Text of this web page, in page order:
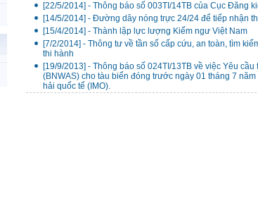
[22/5/2014] - Thông báo số 003TI/14TB của Cục Đăng
[14/5/2014] - Đường dây nóng trực 24/24 để tiếp nhận
[15/4/2014] - Thành lập lực lượng Kiểm ngư Việt Nam
[7/2/2014] - Thông tư về tần số cấp cứu, an toàn, tìm
thi hành
[19/9/2013] - Thông báo số 024TI/13TB về việc Yêu
(BNWAS) cho tàu biển đóng trước ngày 01 tháng 7
hải quốc tế (IMO).